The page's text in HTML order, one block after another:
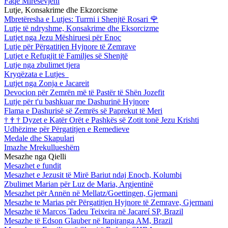
Lutje, Konsakrime dhe Ekzorcisme
Mbretëresha e Lutjes: Turrni i Shenjtë Rosari 🌹
Lutje të ndryshme, Konsakrime dhe Eksorcizme
Lutjet nga Jezu Mëshiruesi për Enoc
Lutje për Përgatitjen Hyjnore të Zemrave
Lutjet e Refugjit të Familjes së Shenjtë
Lutje nga zbulimet tjera
Kryqëzata e Lutjes
Lutjet nga Zonja e Jacareit
Devocion për Zemrën më të Pastër të Shën Jozefit
Lutje për t'u bashkuar me Dashurinë Hyjnore
Flama e Dashurisë së Zemrës së Paprekut të Meri
† † † Dyzet e Katër Orët e Pashkës së Zotit tonë Jezu Krishti
Udhëzime për Përgatitjen e Remedieve
Medale dhe Skapulari
Imazhe Mrekullueshëm
Mesazhe nga Qielli
Mesazhet e fundit
Mesazhet e Jezusit të Mirë Bariut ndaj Enoch, Kolumbi
Zbulimet Marian për Luz de Maria, Argjentinë
Mesazhet për Annën në Mellatz/Goettingen, Gjermani
Mesazhe te Marias për Përgatitjen Hyjnore të Zemrave, Gjermani
Mesazhe të Marcos Tadeu Teixeira në Jacareí SP, Brazil
Mesazhe të Edson Glauber në Itapiranga AM, Brazil